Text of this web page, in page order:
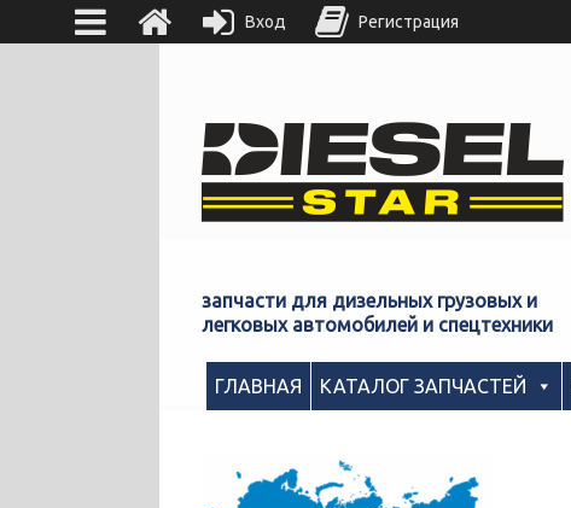
запчасти для дизельных грузовых и
легковых автомобилей и спецтехники
ГЛАВНАЯ КАТАЛОГ ЗАПЧАСТЕЙ
Вход Регистрация